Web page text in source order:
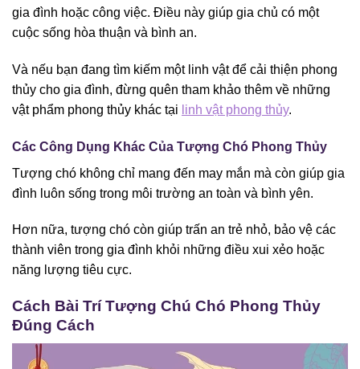
gia đình hoặc công việc. Điều này giúp gia chủ có một
cuộc sống hòa thuận và bình an.
Và nếu bạn đang tìm kiếm một linh vật để cải thiện phong
thủy cho gia đình, đừng quên tham khảo thêm về những
vật phẩm phong thủy khác tại linh vật phong thủy.
Các Công Dụng Khác Của Tượng Chó Phong Thủy
Tượng chó không chỉ mang đến may mắn mà còn giúp gia
đình luôn sống trong môi trường an toàn và bình yên.
Hơn nữa, tượng chó còn giúp trấn an trẻ nhỏ, bảo vệ các
thành viên trong gia đình khỏi những điều xui xẻo hoặc
năng lượng tiêu cực.
Cách Bài Trí Tượng Chú Chó Phong Thủy
Đúng Cách